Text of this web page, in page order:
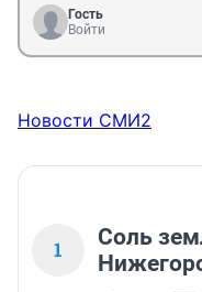
Гость
Войти
Новости СМИ2
1
Соль